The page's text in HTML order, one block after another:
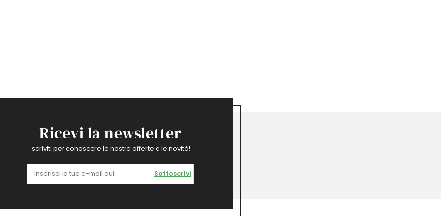
Ricevi la newsletter
Iscriviti per conoscere le nostre offerte e le novità!
Sottoscrivi